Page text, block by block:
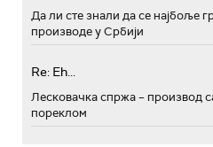
Да ли сте знали да се најбоље
производе у Србији
Re: Eh...
Лесковачка спржа – производ
пореклом